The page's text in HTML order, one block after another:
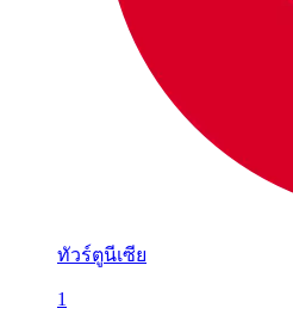
ทัวร์ตูนีเซีย
1